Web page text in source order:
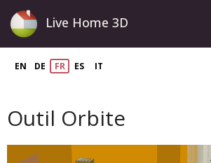
Live Home 3D
EN DE FR ES IT
Outil Orbite